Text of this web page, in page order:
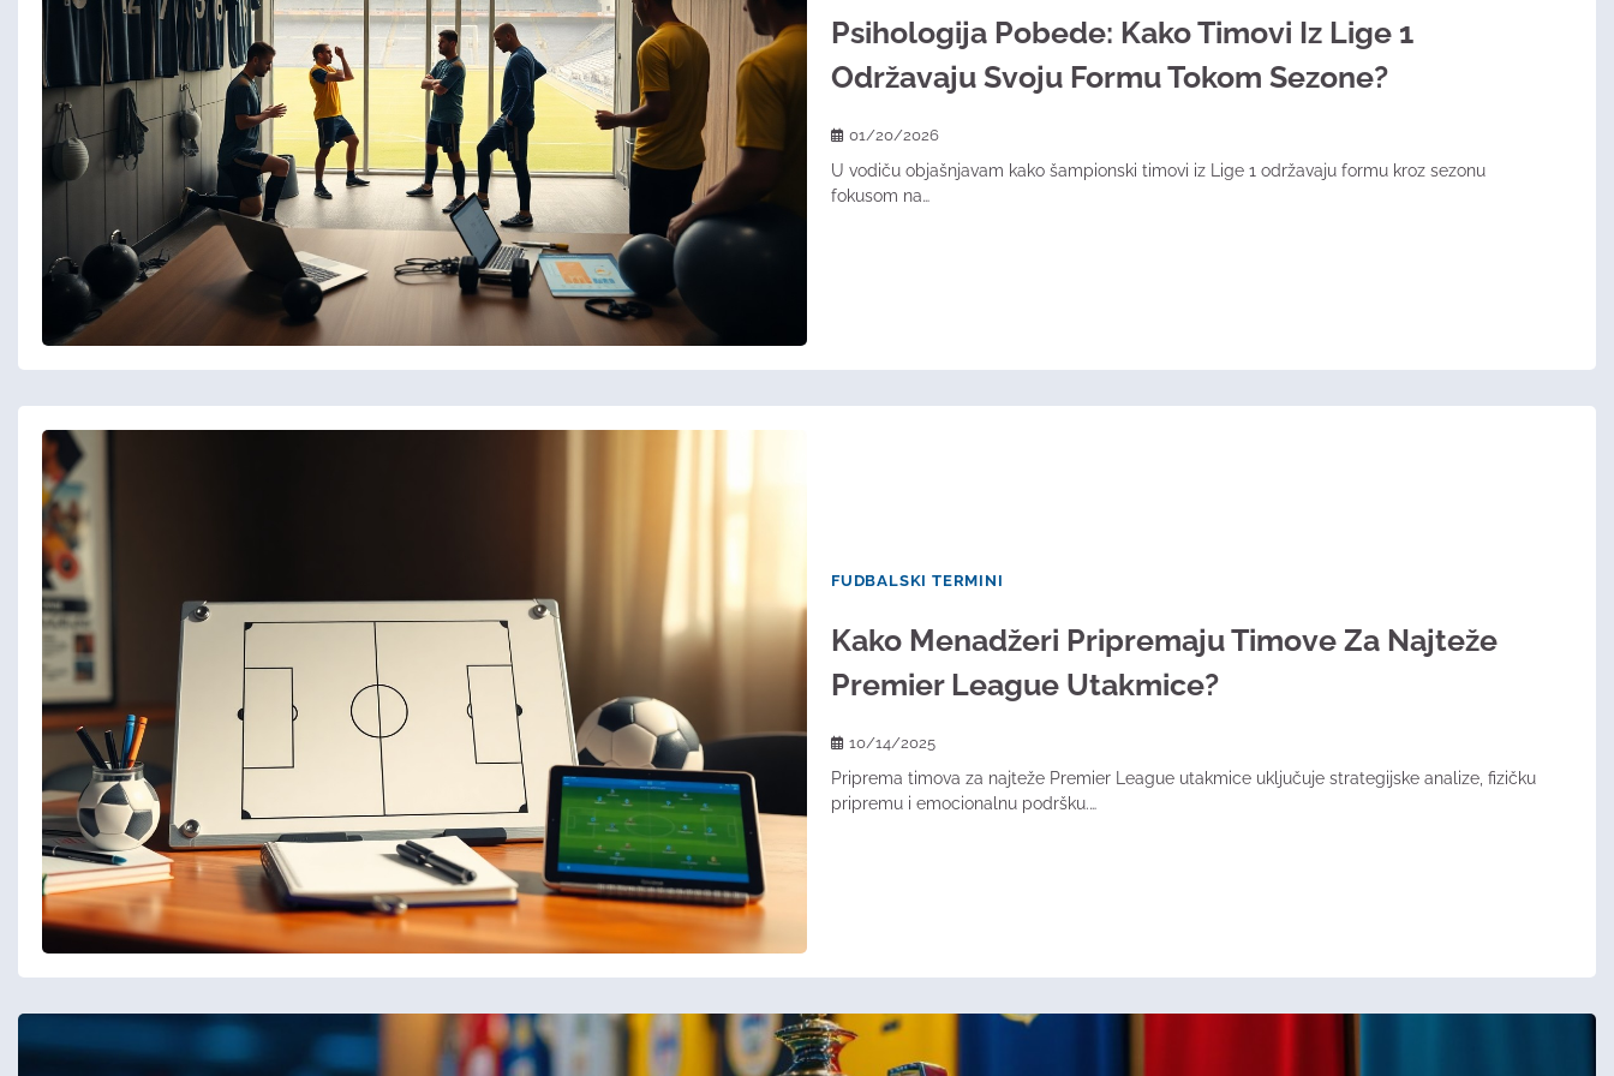
Psihologija Pobede: Kako Timovi Iz Lige 1
Održavaju Svoju Formu Tokom Sezone?
01/20/2026
U vodiču objašnjavam kako šampionski timovi iz Lige 1 održavaju formu kroz sezonu
fokusom na…
FUDBALSKI TERMINI
Kako Menadžeri Pripremaju Timove Za Najteže
Premier League Utakmice?
10/14/2025
Priprema timova za najteže Premier League utakmice uključuje strategijske analize, fizičku
pripremu i emocionalnu podršku.…